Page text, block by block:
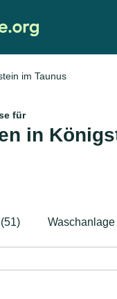
im Taunus
für
in
Waschanlage